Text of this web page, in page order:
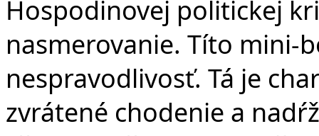
Hospodinovej politickej
nasmerovanie. Títo mini-
nespravodlivosť. Tá je
zvrátené chodenie a